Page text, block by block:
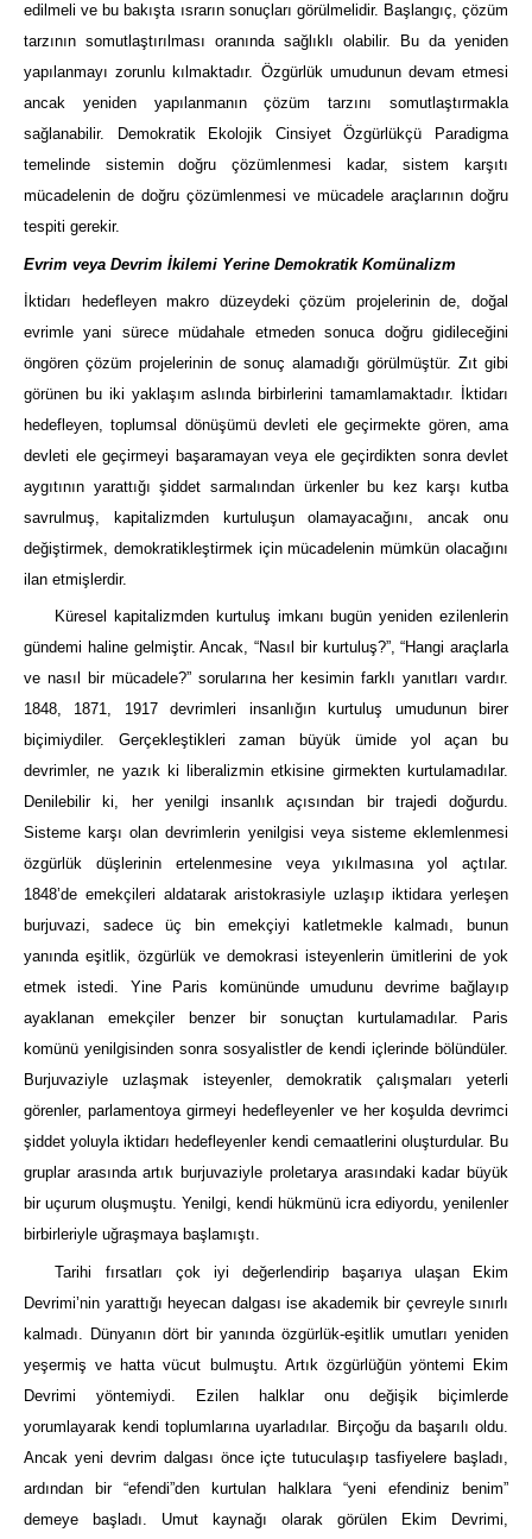
edilmeli ve bu bakışta ısrarın sonuçları görülmelidir. Başlangıç, çözüm
tarzının somutlaştırılması oranında sağlıklı olabilir. Bu da yeniden
yapılanmayı zorunlu kılmaktadır. Özgürlük umudunun devam etmesi
ancak yeniden yapılanmanın çözüm tarzını somutlaştırmakla
sağlanabilir. Demokratik Ekolojik Cinsiyet Özgürlükçü Paradigma
temelinde sistemin doğru çözümlenmesi kadar, sistem karşıtı
mücadelenin de doğru çözümlenmesi ve mücadele araçlarının doğru
tespiti gerekir.
Evrim veya Devrim İkilemi Yerine Demokratik Komünalizm
İktidarı hedefleyen makro düzeydeki çözüm projelerinin de, doğal
evrimle yani sürece müdahale etmeden sonuca doğru gidileceğini
öngören çözüm projelerinin de sonuç alamadığı görülmüştür. Zıt gibi
görünen bu iki yaklaşım aslında birbirlerini tamamlamaktadır. İktidarı
hedefleyen, toplumsal dönüşümü devleti ele geçirmekte gören, ama
devleti ele geçirmeyi başaramayan veya ele geçirdikten sonra devlet
aygıtının yarattığı şiddet sarmalından ürkenler bu kez karşı kutba
savrulmuş, kapitalizmden kurtuluşun olamayacağını, ancak onu
değiştirmek, demokratikleştirmek için mücadelenin mümkün olacağını
ilan etmişlerdir.
Küresel kapitalizmden kurtuluş imkanı bugün yeniden ezilenlerin
gündemi haline gelmiştir. Ancak, “Nasıl bir kurtuluş?”, “Hangi araçlarla
ve nasıl bir mücadele?” sorularına her kesimin farklı yanıtları vardır.
1848, 1871, 1917 devrimleri insanlığın kurtuluş umudunun birer
biçimiydiler. Gerçekleştikleri zaman büyük ümide yol açan bu
devrimler, ne yazık ki liberalizmin etkisine girmekten kurtulamadılar.
Denilebilir ki, her yenilgi insanlık açısından bir trajedi doğurdu.
Sisteme karşı olan devrimlerin yenilgisi veya sisteme eklemlenmesi
özgürlük düşlerinin ertelenmesine veya yıkılmasına yol açtılar.
1848’de emekçileri aldatarak aristokrasiyle uzlaşıp iktidara yerleşen
burjuvazi, sadece üç bin emekçiyi katletmekle kalmadı, bunun
yanında eşitlik, özgürlük ve demokrasi isteyenlerin ümitlerini de yok
etmek istedi. Yine Paris komününde umudunu devrime bağlayıp
ayaklanan emekçiler benzer bir sonuçtan kurtulamadılar. Paris
komünü yenilgisinden sonra sosyalistler de kendi içlerinde bölündüler.
Burjuvaziyle uzlaşmak isteyenler, demokratik çalışmaları yeterli
görenler, parlamentoya girmeyi hedefleyenler ve her koşulda devrimci
şiddet yoluyla iktidarı hedefleyenler kendi cemaatlerini oluşturdular. Bu
gruplar arasında artık burjuvaziyle proletarya arasındaki kadar büyük
bir uçurum oluşmuştu. Yenilgi, kendi hükmünü icra ediyordu, yenilenler
birbirleriyle uğraşmaya başlamıştı.
Tarihi fırsatları çok iyi değerlendirip başarıya ulaşan Ekim
Devrimi’nin yarattığı heyecan dalgası ise akademik bir çevreyle sınırlı
kalmadı. Dünyanın dört bir yanında özgürlük-eşitlik umutları yeniden
yeşermiş ve hatta vücut bulmuştu. Artık özgürlüğün yöntemi Ekim
Devrimi yöntemiydi. Ezilen halklar onu değişik biçimlerde
yorumlayarak kendi toplumlarına uyarladılar. Birçoğu da başarılı oldu.
Ancak yeni devrim dalgası önce içte tutuculaşıp tasfiyelere başladı,
ardından bir “efendi”den kurtulan halklara “yeni efendiniz benim”
demeye başladı. Umut kaynağı olarak görülen Ekim Devrimi,